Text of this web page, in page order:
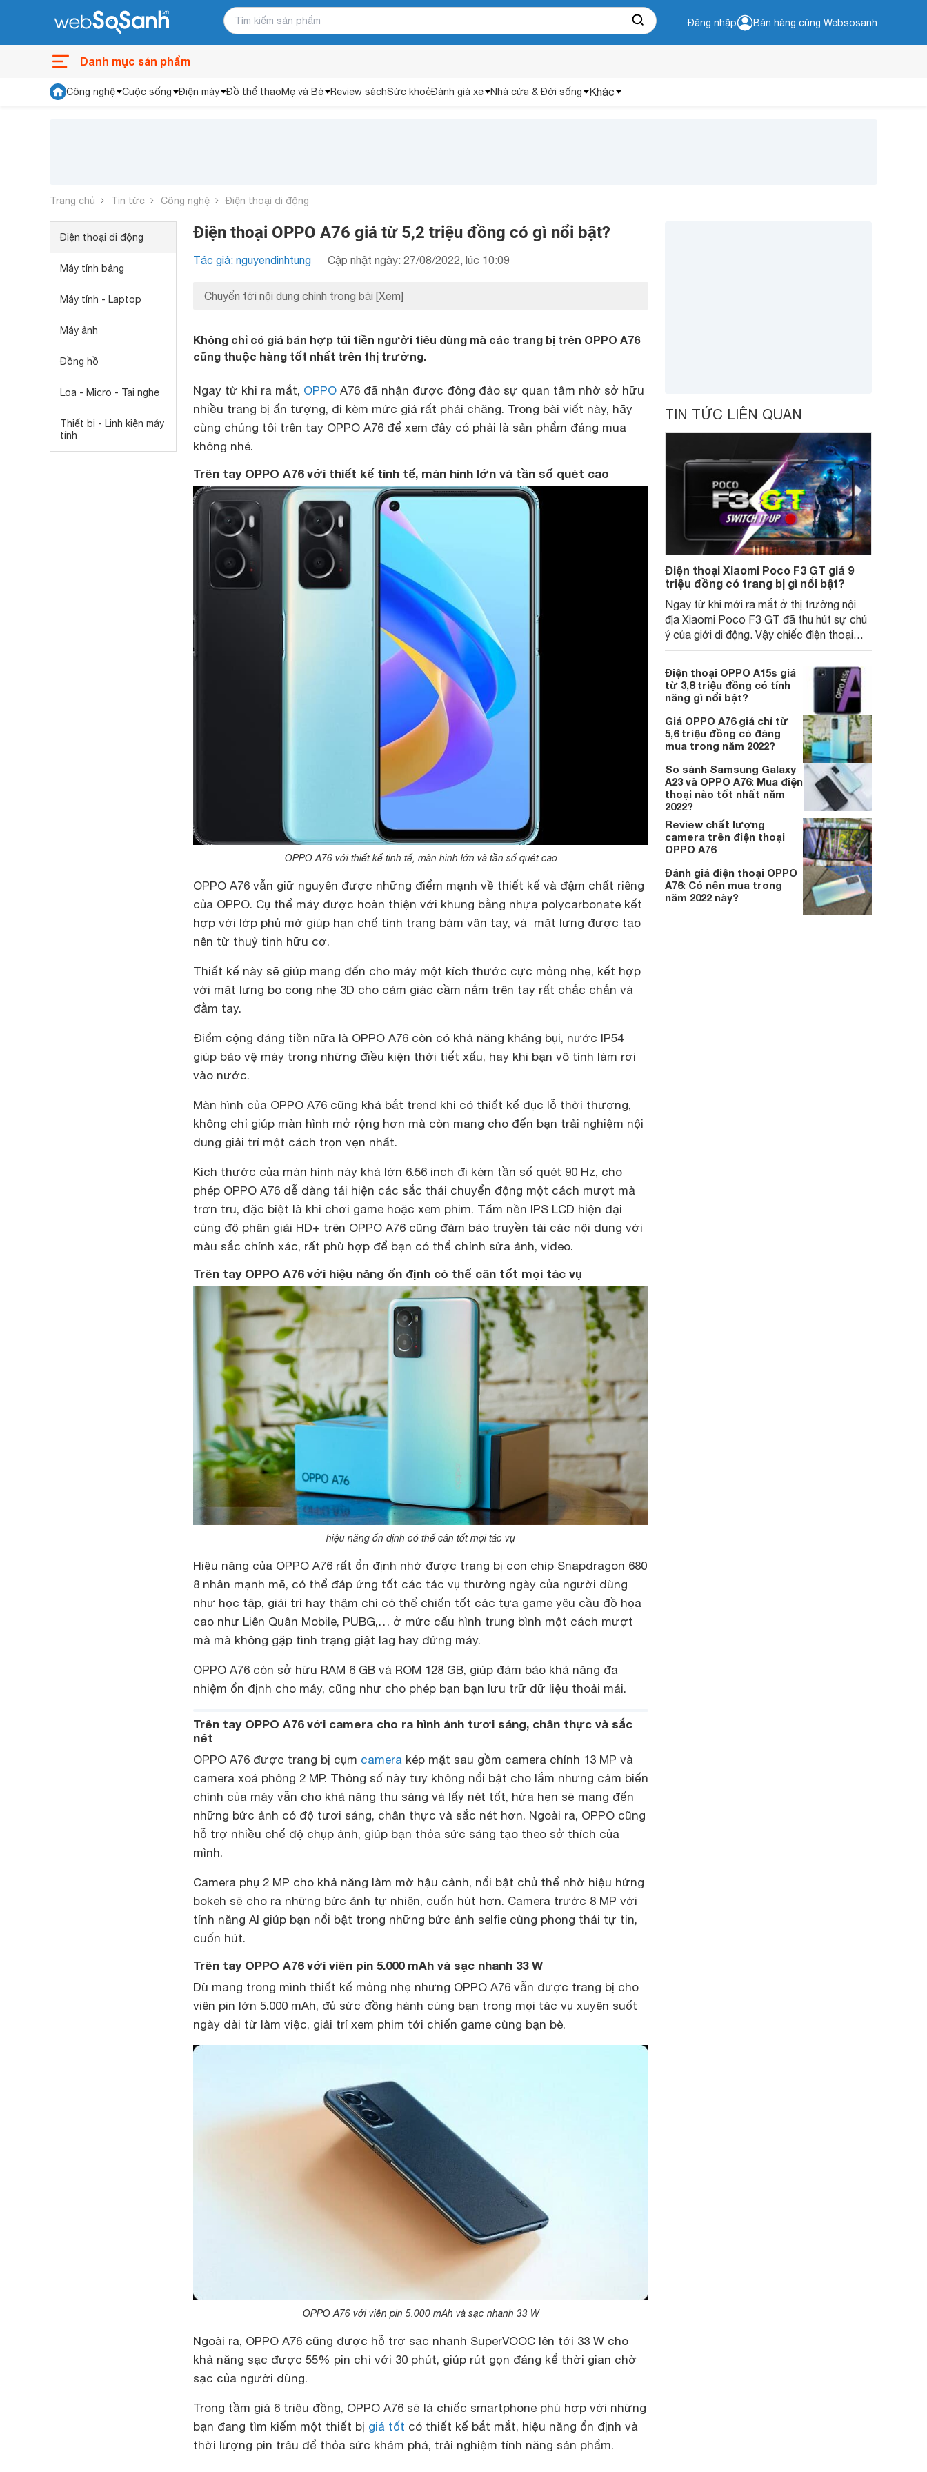
Đăng nhập Bán hàng cùng Websosanh
Danh mục sản phẩm
Công nghệ Cuộc sống Điện máy Đồ thể thaoMẹ và Bé Review sáchSức khoẻĐánh giá xe Nhà cửa & Đời sống Khác
Trang chủ Tin tức Công nghệ Điện thoại di động
Điện thoại di động
Máy tính bảng
Máy tính - Laptop
Máy ảnh
Đồng hồ
Loa - Micro - Tai nghe
Thiết bị - Linh kiện máy
tính
Điện thoại OPPO A76 giá từ 5,2 triệu đồng có gì nổi bật?
Tác giả: nguyendinhtung Cập nhật ngày: 27/08/2022, lúc 10:09
Chuyển tới nội dung chính trong bài [Xem]
Không chỉ có giá bán hợp túi tiền người tiêu dùng mà các trang bị trên OPPO A76
cũng thuộc hàng tốt nhất trên thị trường.
Ngay từ khi ra mắt, OPPO A76 đã nhận được đông đảo sự quan tâm nhờ sở hữu
nhiều trang bị ấn tượng, đi kèm mức giá rất phải chăng. Trong bài viết này, hãy
cùng chúng tôi trên tay OPPO A76 để xem đây có phải là sản phẩm đáng mua
không nhé.
Trên tay OPPO A76 với thiết kế tinh tế, màn hình lớn và tần số quét cao
OPPO A76 với thiết kế tinh tế, màn hình lớn và tần số quét cao
OPPO A76 vẫn giữ nguyên được những điểm mạnh về thiết kế và đậm chất riêng
của OPPO. Cụ thể máy được hoàn thiện với khung bằng nhựa polycarbonate kết
hợp với lớp phủ mờ giúp hạn chế tình trạng bám vân tay, và mặt lưng được tạo
nên từ thuỷ tinh hữu cơ.
Thiết kế này sẽ giúp mang đến cho máy một kích thước cực mỏng nhẹ, kết hợp
với mặt lưng bo cong nhẹ 3D cho cảm giác cầm nắm trên tay rất chắc chắn và
đằm tay.
Điểm cộng đáng tiền nữa là OPPO A76 còn có khả năng kháng bụi, nước IP54
giúp bảo vệ máy trong những điều kiện thời tiết xấu, hay khi bạn vô tình làm rơi
vào nước.
Màn hình của OPPO A76 cũng khá bắt trend khi có thiết kế đục lỗ thời thượng,
không chỉ giúp màn hình mở rộng hơn mà còn mang cho đến bạn trải nghiệm nội
dung giải trí một cách trọn vẹn nhất.
Kích thước của màn hình này khá lớn 6.56 inch đi kèm tần số quét 90 Hz, cho
phép OPPO A76 dễ dàng tái hiện các sắc thái chuyển động một cách mượt mà
trơn tru, đặc biệt là khi chơi game hoặc xem phim. Tấm nền IPS LCD hiện đại
cùng độ phân giải HD+ trên OPPO A76 cũng đảm bảo truyền tải các nội dung với
màu sắc chính xác, rất phù hợp để bạn có thể chỉnh sửa ảnh, video.
Trên tay OPPO A76 với hiệu năng ổn định có thể cân tốt mọi tác vụ
hiệu năng ổn định có thể cân tốt mọi tác vụ
Hiệu năng của OPPO A76 rất ổn định nhờ được trang bị con chip Snapdragon 680
8 nhân mạnh mẽ, có thể đáp ứng tốt các tác vụ thường ngày của người dùng
như học tập, giải trí hay thậm chí có thể chiến tốt các tựa game yêu cầu đồ họa
cao như Liên Quân Mobile, PUBG,… ở mức cấu hình trung bình một cách mượt
mà mà không gặp tình trạng giật lag hay đứng máy.
OPPO A76 còn sở hữu RAM 6 GB và ROM 128 GB, giúp đảm bảo khả năng đa
nhiệm ổn định cho máy, cũng như cho phép bạn bạn lưu trữ dữ liệu thoải mái.
Trên tay OPPO A76 với camera cho ra hình ảnh tươi sáng, chân thực và sắc
nét
OPPO A76 được trang bị cụm camera kép mặt sau gồm camera chính 13 MP và
camera xoá phông 2 MP. Thông số này tuy không nổi bật cho lắm nhưng cảm biến
chính của máy vẫn cho khả năng thu sáng và lấy nét tốt, hứa hẹn sẽ mang đến
những bức ảnh có độ tươi sáng, chân thực và sắc nét hơn. Ngoài ra, OPPO cũng
hỗ trợ nhiều chế độ chụp ảnh, giúp bạn thỏa sức sáng tạo theo sở thích của
mình.
Camera phụ 2 MP cho khả năng làm mờ hậu cảnh, nổi bật chủ thể nhờ hiệu hứng
bokeh sẽ cho ra những bức ảnh tự nhiên, cuốn hút hơn. Camera trước 8 MP với
tính năng AI giúp bạn nổi bật trong những bức ảnh selfie cùng phong thái tự tin,
cuốn hút.
Trên tay OPPO A76 với viên pin 5.000 mAh và sạc nhanh 33 W
Dù mang trong mình thiết kế mỏng nhẹ nhưng OPPO A76 vẫn được trang bị cho
viên pin lớn 5.000 mAh, đủ sức đồng hành cùng bạn trong mọi tác vụ xuyên suốt
ngày dài từ làm việc, giải trí xem phim tới chiến game cùng bạn bè.
OPPO A76 với viên pin 5.000 mAh và sạc nhanh 33 W
Ngoài ra, OPPO A76 cũng được hỗ trợ sạc nhanh SuperVOOC lên tới 33 W cho
khả năng sạc được 55% pin chỉ với 30 phút, giúp rút gọn đáng kể thời gian chờ
sạc của người dùng.
Trong tầm giá 6 triệu đồng, OPPO A76 sẽ là chiếc smartphone phù hợp với những
bạn đang tìm kiếm một thiết bị giá tốt có thiết kế bắt mắt, hiệu năng ổn định và
thời lượng pin trâu để thỏa sức khám phá, trải nghiệm tính năng sản phẩm.
TIN TỨC LIÊN QUAN
Điện thoại Xiaomi Poco F3 GT giá 9
triệu đồng có trang bị gì nổi bật?
Ngay từ khi mới ra mắt ở thị trường nội
địa Xiaomi Poco F3 GT đã thu hút sự chú
ý của giới di động. Vậy chiếc điện thoại
này có gì độc đáo? Hãy cùng đánh giá qua
Điện thoại OPPO A15s giá
từ 3,8 triệu đồng có tính
năng gì nổi bật?
Giá OPPO A76 giá chỉ từ
5,6 triệu đồng có đáng
mua trong năm 2022?
So sánh Samsung Galaxy
A23 và OPPO A76: Mua điện
thoại nào tốt nhất năm
2022?
Review chất lượng
camera trên điện thoại
OPPO A76
Đánh giá điện thoại OPPO
A76: Có nên mua trong
năm 2022 này?